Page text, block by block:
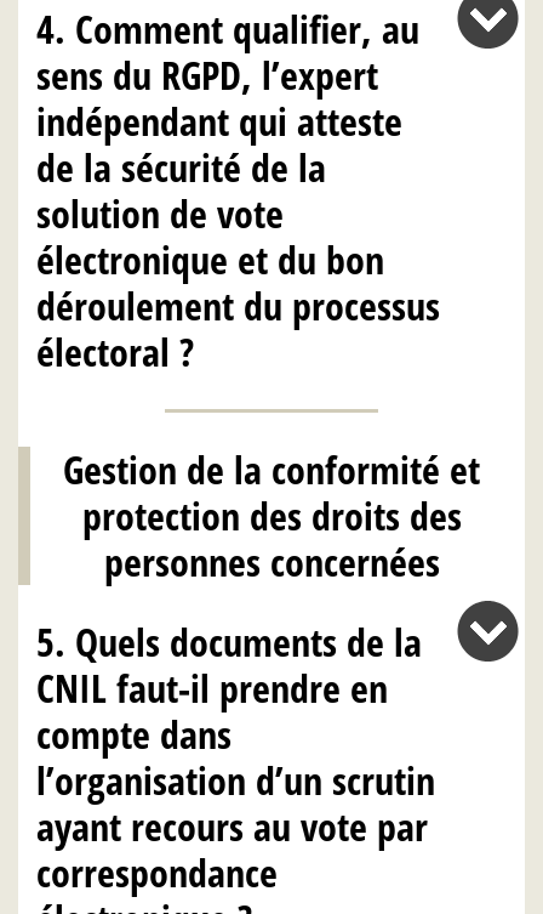
4. Comment qualifier, au
sens du RGPD, l’expert
indépendant qui atteste
de la sécurité de la
solution de vote
électronique et du bon
déroulement du processus
électoral ?
Gestion de la conformité et
protection des droits des
personnes concernées
5. Quels documents de la
CNIL faut-il prendre en
compte dans
l’organisation d’un scrutin
ayant recours au vote par
correspondance